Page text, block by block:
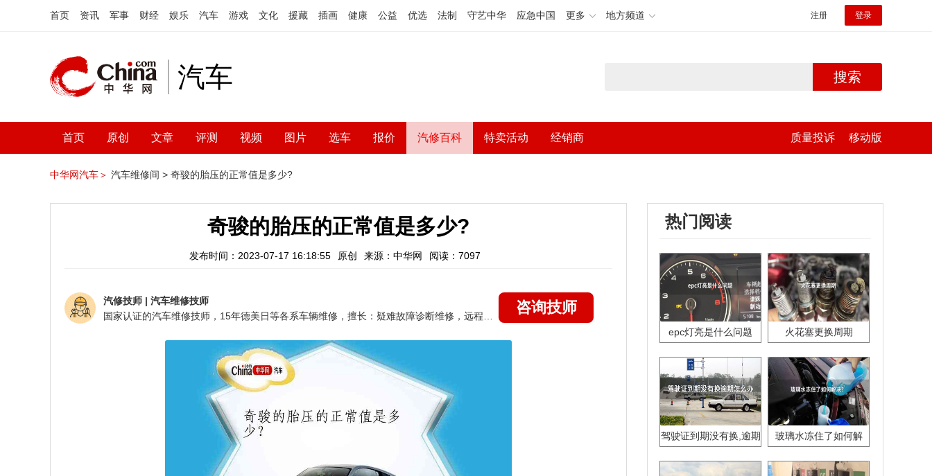
首页 资讯 军事 财经 娱乐 汽车 游戏 文化 援藏 插画 健康 公益 优选 法制 守艺中华 应急中国 更多 地方频道 注册 登录
汽车 搜索
首页 原创 文章 评测 视频 图片 选车 报价 汽修百科 特卖活动 经销商 质量投诉 移动版
中华网汽车＞ 汽车维修间 > 奇骏的胎压的正常值是多少?
奇骏的胎压的正常值是多少?
发布时间：2023-07-17 16:18:55 原创 来源：中华网 阅读：7097
汽修技师 | 汽车维修技师
咨询技师
热门阅读
epc灯亮是什么问题 火花塞更换周期
驾驶证到期没有换,逾期
玻璃水冻住了如何解